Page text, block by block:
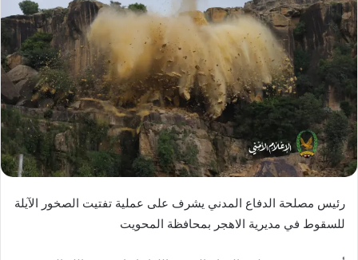
رئيس مصلحة الدفاع المدني يشرف على عملية تفتيت الصخور الآيلة
للسقوط في مديرية الاهجر بمحافظة المحويت